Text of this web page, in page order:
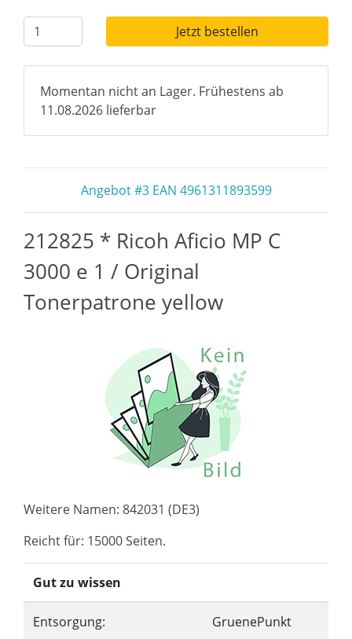
Jetzt bestellen
Momentan nicht an Lager. Frühestens ab
11.08.2026 lieferbar
Angebot #3 EAN 4961311893599
212825 * Ricoh Aficio MP C
3000 e 1 / Original
Tonerpatrone yellow
Weitere Namen: 842031 (DE3)
Reicht für: 15000 Seiten.
Gut zu wissen
Entsorgung: GruenePunkt